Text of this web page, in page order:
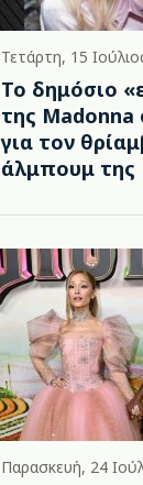
Τετάρτη, 15
Το δημόσιο
της Madonna
για τον
άλμπουμ της
Παρασκευή, 24